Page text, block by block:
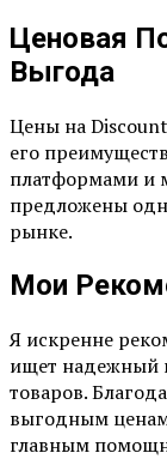
Ценовая
Выгода
Цены на
его
платформами и
предложены
рынке.
Мои
Я искренне
ищет надежный
товаров.
выгодным
главным